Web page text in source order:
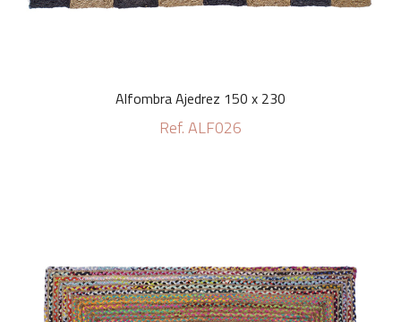
Alfombra Ajedrez 150 x 230
Ref. ALF026